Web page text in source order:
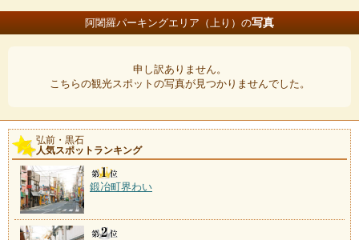
阿闍羅パーキングエリア（上り）の写真
申し訳ありません。
こちらの観光スポットの写真が見つかりませんでした。
弘前・黒石
人気スポットランキング
鍛冶町界わい